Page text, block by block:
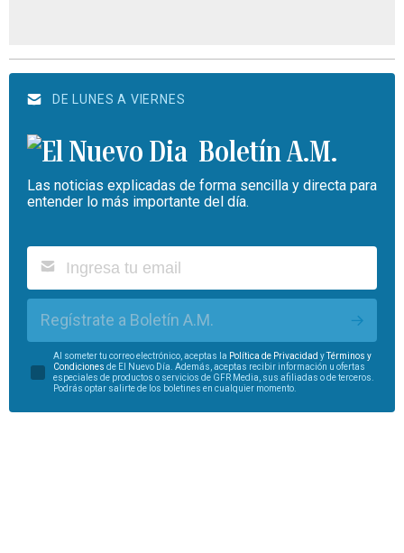
DE LUNES A VIERNES
Boletín A.M.
Las noticias explicadas de forma sencilla y directa para
entender lo más importante del día.
Regístrate a Boletín A.M.
Al someter tu correo electrónico, aceptas la Política de Privacidad yTérminos y
Condiciones de El Nuevo Día. Además, aceptas recibir información u ofertas
especiales de productos o servicios de GFR Media, sus afiliadas o de terceros.
Podrás optar salirte de los boletines en cualquier momento.